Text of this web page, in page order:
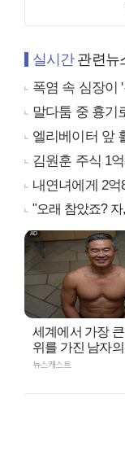
실시간관련뉴
폭염 속 심장이
말다툼 중 흉기
엘리베이터 앞
김원훈 주식 1
내연녀에게 2
"오래 참았죠?
세계에서 가장
위를 가진 남자
뉴스캐스트